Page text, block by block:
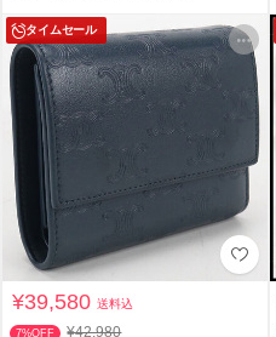
タイムセール
¥39,580送料込
7%OFF ¥42,980